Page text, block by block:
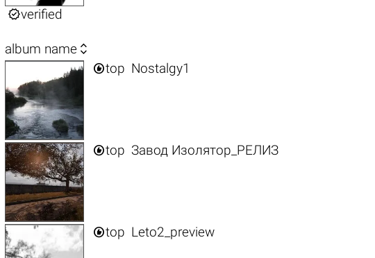
verified
album name 
top Nostalgy1
top Завод Изолятор_РЕЛИЗ
top Leto2_preview